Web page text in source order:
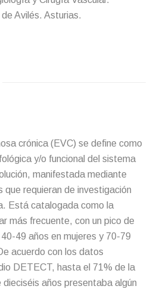
Avilés. Asturias.
crónica (EVC) se define como
y/o funcional del sistema
manifestada mediante
que requieran de investigación
Está catalogada como la
más frecuente, con un pico de
49 años en mujeres y 70-79
acuerdo con los datos
DETECT, hasta el 71% de la
años presentaba algún